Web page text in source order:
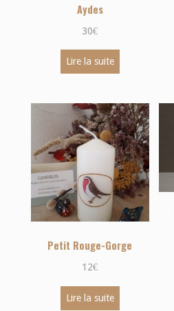
Aydes
30€
Lire la suite
Petit Rouge-Gorge
12€
Lire la suite